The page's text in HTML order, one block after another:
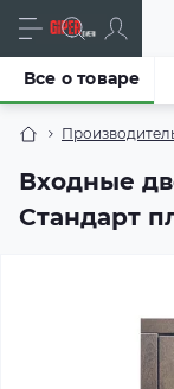
Входные
Стандарт
Все о товаре